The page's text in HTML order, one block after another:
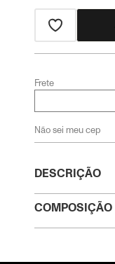
DESCRIÇÃO
COMPOSIÇÃO
Frete
Não sei meu cep